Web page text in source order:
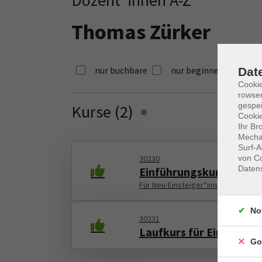
Thomas Zürker
nur buchbare nur beginnende
Kurse (2) Loading...
30230
Einführungskurs
Für Neu-Einsteiger*innen
30231
Laufkurs für
Ihr
Surf-
von